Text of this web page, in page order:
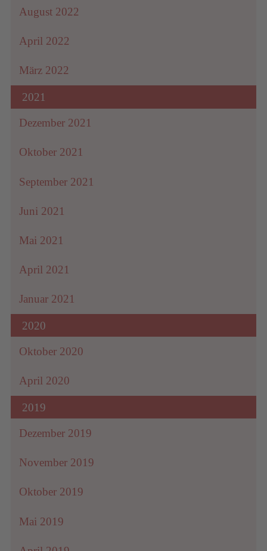
August 2022
April 2022
März 2022
2021
Dezember 2021
Oktober 2021
September 2021
Juni 2021
Mai 2021
April 2021
Januar 2021
2020
Oktober 2020
April 2020
2019
Dezember 2019
November 2019
Oktober 2019
Mai 2019